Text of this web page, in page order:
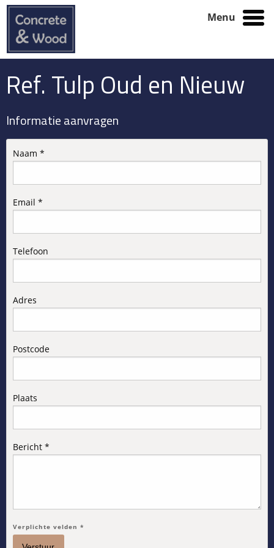
Menu
Ref. Tulp Oud en Nieuw
Informatie aanvragen
Naam *
Email *
Telefoon
Adres
Postcode
Plaats
Bericht *
Verplichte velden *